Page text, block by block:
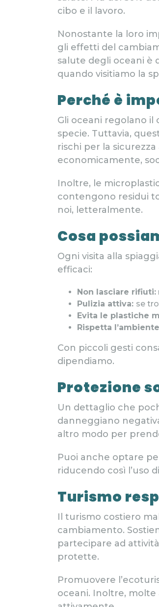
cibo e il lavoro.
Nonostante la loro
gli effetti del
salute degli oceani è
quando visitiamo la
Perché è
Gli oceani regolano il
specie. Tuttavia,
rischi per la
economicamente,
Inoltre, le
contengono residui
noi, letteralmente.
Cosa
Ogni visita alla
efficaci:
Non lasciare rifiuti:
Pulizia attiva: se
Evita le plastiche
Rispetta
Con piccoli gesti
dipendiamo.
Protezione
Un dettaglio che
danneggiano
altro modo per
Puoi anche optare
riducendo così l’uso
Turismo
Il turismo costiero
cambiamento.
partecipare ad
protette.
Promuovere
oceani. Inoltre, molte